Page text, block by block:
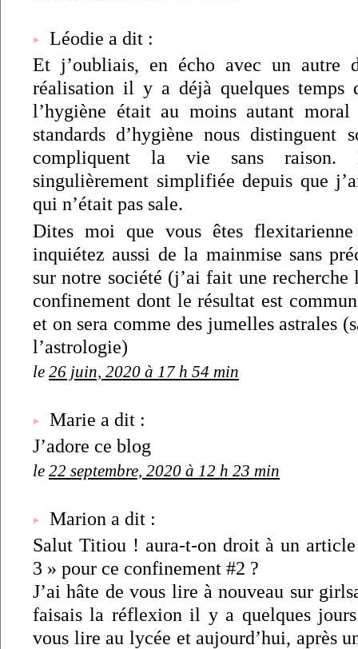
Léodie a dit :
Et j’oubliais, en écho avec un autre
réalisation il y a déjà quelques temps
l’hygiène était au moins autant
standards d’hygiène nous distinguent
compliquent la vie sans raison.
singulièrement simplifiée depuis que
qui n’était pas sale.
Dites moi que vous êtes
inquiétez aussi de la mainmise sans
sur notre société (j’ai fait une recherche
confinement dont le résultat est
et on sera comme des jumelles astrales
l’astrologie)
le 26 juin, 2020 à 17 h 54 min
Marie a dit :
J’adore ce blog
le 22 septembre, 2020 à 12 h 23 min
Marion a dit :
Salut Titiou ! aura-t-on droit à un
3 » pour ce confinement #2 ?
J’ai hâte de vous lire à nouveau sur
faisais la réflexion il y a quelques
vous lire au lycée et aujourd’hui, après